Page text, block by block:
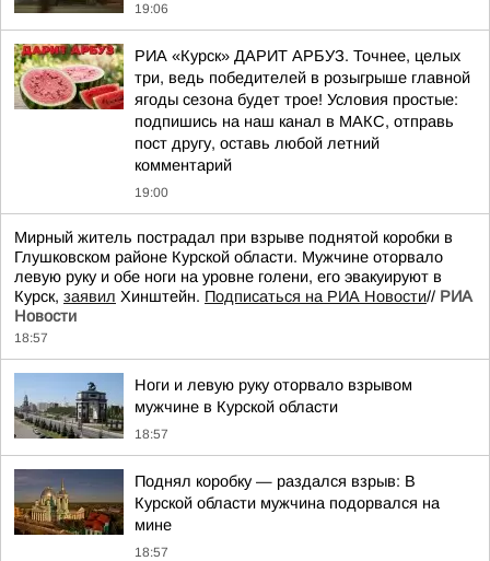
19:06
РИА «Курск» ДАРИТ АРБУЗ. Точнее, целых
три, ведь победителей в розыгрыше главной
ягоды сезона будет трое! Условия простые:
подпишись на наш канал в МАКС, отправь
пост другу, оставь любой летний
комментарий
19:00
Мирный житель пострадал при взрыве поднятой коробки в
Глушковском районе Курской области. Мужчине оторвало
левую руку и обе ноги на уровне голени, его эвакуируют в
Курск, заявил Хинштейн. Подписаться на РИА Новости// РИА
Новости
18:57
Ноги и левую руку оторвало взрывом
мужчине в Курской области
18:57
Поднял коробку — раздался взрыв: В
Курской области мужчина подорвался на
мине
18:57